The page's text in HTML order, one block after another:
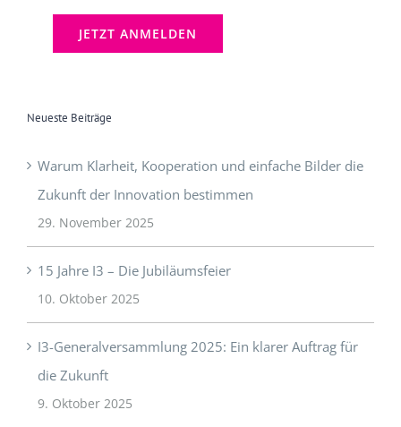
Neueste Beiträge
Warum Klarheit, Kooperation und einfache Bilder die
Zukunft der Innovation bestimmen
29. November 2025
15 Jahre I3 – Die Jubiläumsfeier
10. Oktober 2025
I3-Generalversammlung 2025: Ein klarer Auftrag für
die Zukunft
9. Oktober 2025